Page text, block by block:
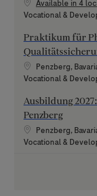
Available in 4
Category
Vocational &
Praktikum für
Location
Penzberg,
Category
Vocational &
Ausbildung
Penzberg
Location
Penzberg,
Category
Vocational &